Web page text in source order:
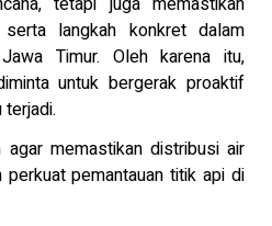
serta langkah konkret dalam
Timur. Oleh karena itu,
untuk bergerak proaktif
agar memastikan distribusi air
pemantauan titik api di